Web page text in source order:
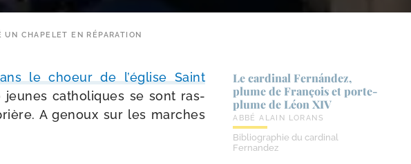
CHAPELET EN RÉPARATION
le choeur de l’é­glise Saint
jeunes catho­liques se sont ras­
A genoux sur les marches
Le cardinal Fernández,
plume de François et porte-​
plume de Léon XIV
ABBÉ ALAIN LORANS
Bibliographie du cardinal
Fernandez